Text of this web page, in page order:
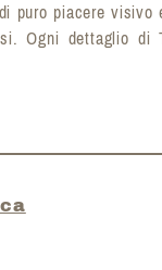
puro piacere
Ogni dettaglio di